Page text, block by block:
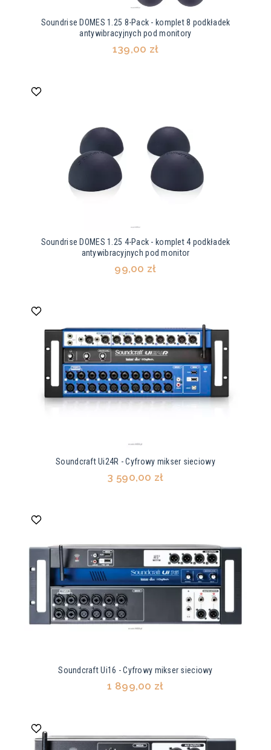
Soundrise DOMES 1.25 8-Pack - komplet 8 podkładek
antywibracyjnych pod monitory
139,00 zł
Soundrise DOMES 1.25 4-Pack - komplet 4 podkładek
antywibracyjnych pod monitor
99,00 zł
Soundcraft Ui24R - Cyfrowy mikser sieciowy
3 590,00 zł
Soundcraft Ui16 - Cyfrowy mikser sieciowy
1 899,00 zł